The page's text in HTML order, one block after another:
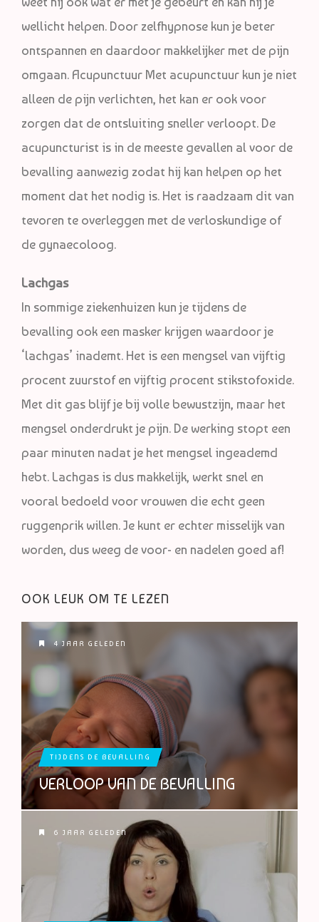
wellicht helpen. Door zelfhypnose kun je beter
ontspannen en daardoor makkelijker met de pijn
omgaan. Acupunctuur Met acupunctuur kun je niet
alleen de pijn verlichten, het kan er ook voor
zorgen dat de ontsluiting sneller verloopt. De
acupuncturist is in de meeste gevallen al voor de
bevalling aanwezig zodat hij kan helpen op het
moment dat het nodig is. Het is raadzaam dit van
tevoren te overleggen met de verloskundige of
de gynaecoloog.
Lachgas
In sommige ziekenhuizen kun je tijdens de
bevalling ook een masker krijgen waardoor je
‘lachgas’ inademt. Het is een mengsel van vijftig
procent zuurstof en vijftig procent stikstofoxide.
Met dit gas blijf je bij volle bewustzijn, maar het
mengsel onderdrukt je pijn. De werking stopt een
paar minuten nadat je het mengsel ingeademd
hebt. Lachgas is dus makkelijk, werkt snel en
vooral bedoeld voor vrouwen die echt geen
ruggenprik willen. Je kunt er echter misselijk van
worden, dus weeg de voor- en nadelen goed af!
OOK LEUK OM TE LEZEN
4 JAAR GELEDEN
TIJDENS DE BEVALLING
VERLOOP VAN DE BEVALLING
6 JAAR GELEDEN